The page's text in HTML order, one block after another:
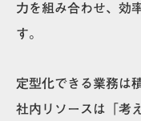
力を組み合わせ、効
す。
定型化できる業務は
社内リソースは「考